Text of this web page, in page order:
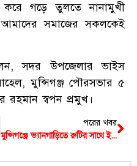
গড়ে তুলতে নানামুখী
সমাজের সকলকেই
সদর উপজেলার ভাইস
মুন্সিগঞ্জ পৌরসভার ৫
রহমান স্বপন প্রমুখ।
পরের খবর
মুন্সিগঞ্জে ভ্যানগাড়িতে রুটির সাথে ইয়াবা বেচতে গিয়ে মাদক ব্যবসায়ী আটক